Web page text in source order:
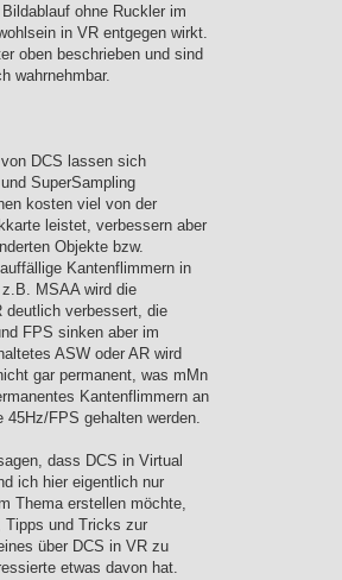
ohne Ruckler im
in VR entgegen wirkt.
oben beschrieben und sind
wahrnehmbar.
DCS lassen sich
SuperSampling
kosten viel von der
leistet, verbessern aber
Objekte bzw.
Kantenflimmern in
MSAA wird die
deutlich verbessert, die
FPS sinken aber im
ASW oder AR wird
gar permanent, was mMn
Kantenflimmern an
FPS gehalten werden.
dass DCS in Virtual
ich hier eigentlich nur
Thema erstellen möchte,
Tipps und Tricks zur
über DCS in VR zu
etwas davon hat.